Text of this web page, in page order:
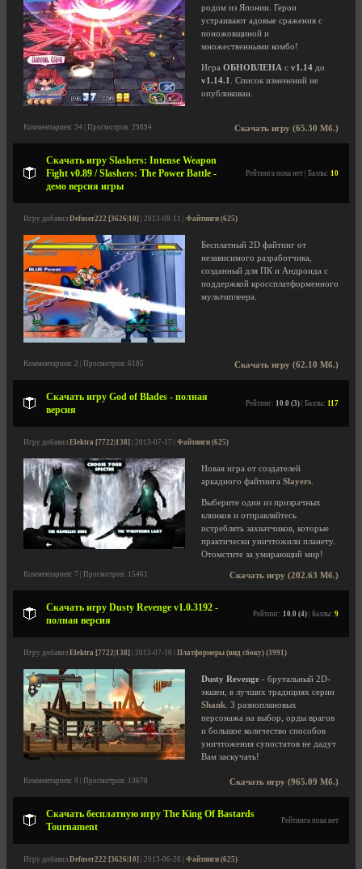
родом из Японии. Герои
устраивают адовые сражения с
поножовщиной и
множественными комбо!
Игра ОБНОВЛЕНА с v1.14 до
v1.14.1
. Список изменений не
опубликован.
Скачать игру (65.30 Мб.)
Комментариев: 34 | Просмотров: 29894
Скачать игру Slashers: Intense Weapon
Fight v0.89 / Slashers: The Power Battle -
демо версия игры
Рейтинга пока нет | Баллы: 10
Игру добавил Defuser222 [3626|10] | 2013-08-11 | Файтинги (625)
Бесплатный 2D файтинг от
независимого разработчика,
созданный для ПК и Андроида с
поддержкой кроссплатформенного
мультиплеера.
Скачать игру (62.10 Мб.)
Комментариев: 2 | Просмотров: 6105
Скачать игру God of Blades - полная
версия
Рейтинг: 10.0 (3) | Баллы: 117
Игру добавил Elektra [7722|138] | 2013-07-17 | Файтинги (625)
Новая игра от создателей
аркадного файтинга Slayers
Выберите один из призрачных
клинков и отправляйтесь
истреблять захватчиков, которые
практически уничтожили планету.
Отомстите за умирающий мир!
Скачать игру (202.63 Мб.)
Комментариев: 7 | Просмотров: 15461
Скачать игру Dusty Revenge v1.0.3192 -
полная версия
Рейтинг: 10.0 (4) | Баллы: 9
Игру добавил Elektra [7722|138] | 2013-07-10 | Платформеры (вид сбоку) (3991)
Dusty Revenge - брутальный 2D-
экшен, в лучших традициях серии
Shank . 3 разноплановых
персонажа на выбор, орды врагов
и большое количество способов
уничтожения супостатов не дадут
Вам заскучать!
Скачать игру (965.09 Мб.)
Комментариев: 9 | Просмотров: 13678
Скачать бесплатную игру The King Of Bastards
Tournament
Рейтинга пока нет
Игру добавил Defuser222 [3626|10] | 2013-06-26 | Файтинги (625)